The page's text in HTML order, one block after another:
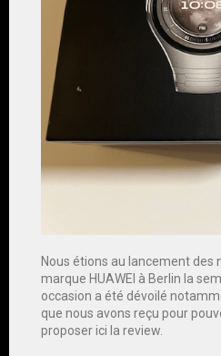
Nous étions au lancement des
marque HUAWEI à Berlin la
occasion a été dévoilé
que nous avons reçu pour
proposer ici la review.